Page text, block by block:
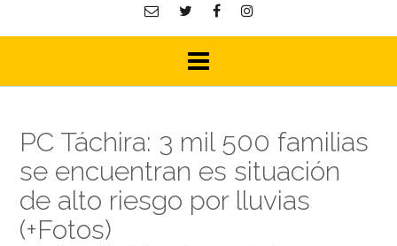
PC Táchira: 3 mil 500 familias
se encuentran es situación
de alto riesgo por lluvias
(+Fotos)